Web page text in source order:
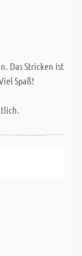
Das Stricken ist
Spaß!